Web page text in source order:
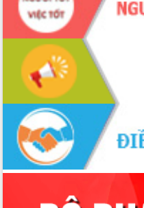
Đắk Lắk nâng cao hiệu quả công tác
Đảng từ Sổ tay đảng viên điện tử
Đắk Lắk đẩy mạnh nuôi biển công
nghệ, hướng tới phát triển thủy sản
bền vững
Tập huấn nâng cao năng lực triển khai
chuyển đổi số cho cán bộ, công chức
cấp xã
Đắk Lắk phát động hưởng ứng Ngày
Quyền của người tiêu dùng Việt Nam
2026
Đẩy mạnh cải cách hành chính, quyết
tâm đạt được mục tiêu tăng trưởng